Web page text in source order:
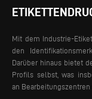
Mit dem Industrie-
den
Darüber hinaus bietet
Profils selbst, was
an